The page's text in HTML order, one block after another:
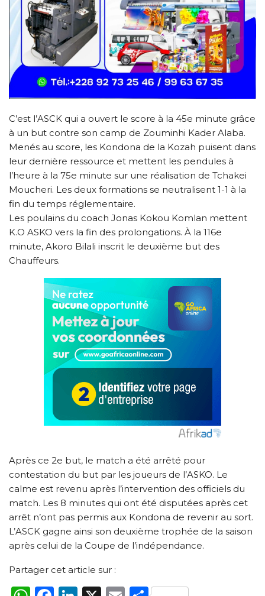
C’est l’ASCK qui a ouvert le score à la 45e minute grâce
à un but contre son camp de Zouminhi Kader Alaba.
Menés au score, les Kondona de la Kozah puisent dans
leur dernière ressource et mettent les pendules à
l’heure à la 75e minute sur une réalisation de Tchakei
Moucheri. Les deux formations se neutralisent 1-1 à la
fin du temps réglementaire.
Les poulains du coach Jonas Kokou Komlan mettent
K.O ASKO vers la fin des prolongations. À la 116e
minute, Akoro Bilali inscrit le deuxième but des
Chauffeurs.
Après ce 2e but, le match a été arrêté pour
contestation du but par les joueurs de l’ASKO. Le
calme est revenu après l’intervention des officiels du
match. Les 8 minutes qui ont été disputées après cet
arrêt n’ont pas permis aux Kondona de revenir au sort.
L’ASCK gagne ainsi son deuxième trophée de la saison
après celui de la Coupe de l’indépendance.
Partager cet article sur :